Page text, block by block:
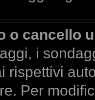
o cancello
i
rispettivi
Per